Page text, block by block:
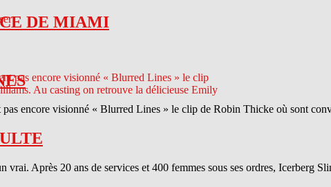
DE MIAMI
pas encore visionné « Blurred Lines » le clip de Robin Thicke où sont
vrai. Après 20 ans de services et 400 femmes sous ses ordres, Icerberg